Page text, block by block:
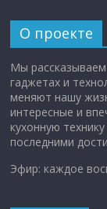
О проекте
Мы
гаджетах и
меняют нашу
интересные и
кухонную
последними
Эфир: каждое